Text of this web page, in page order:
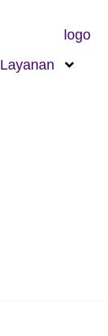
Layanan